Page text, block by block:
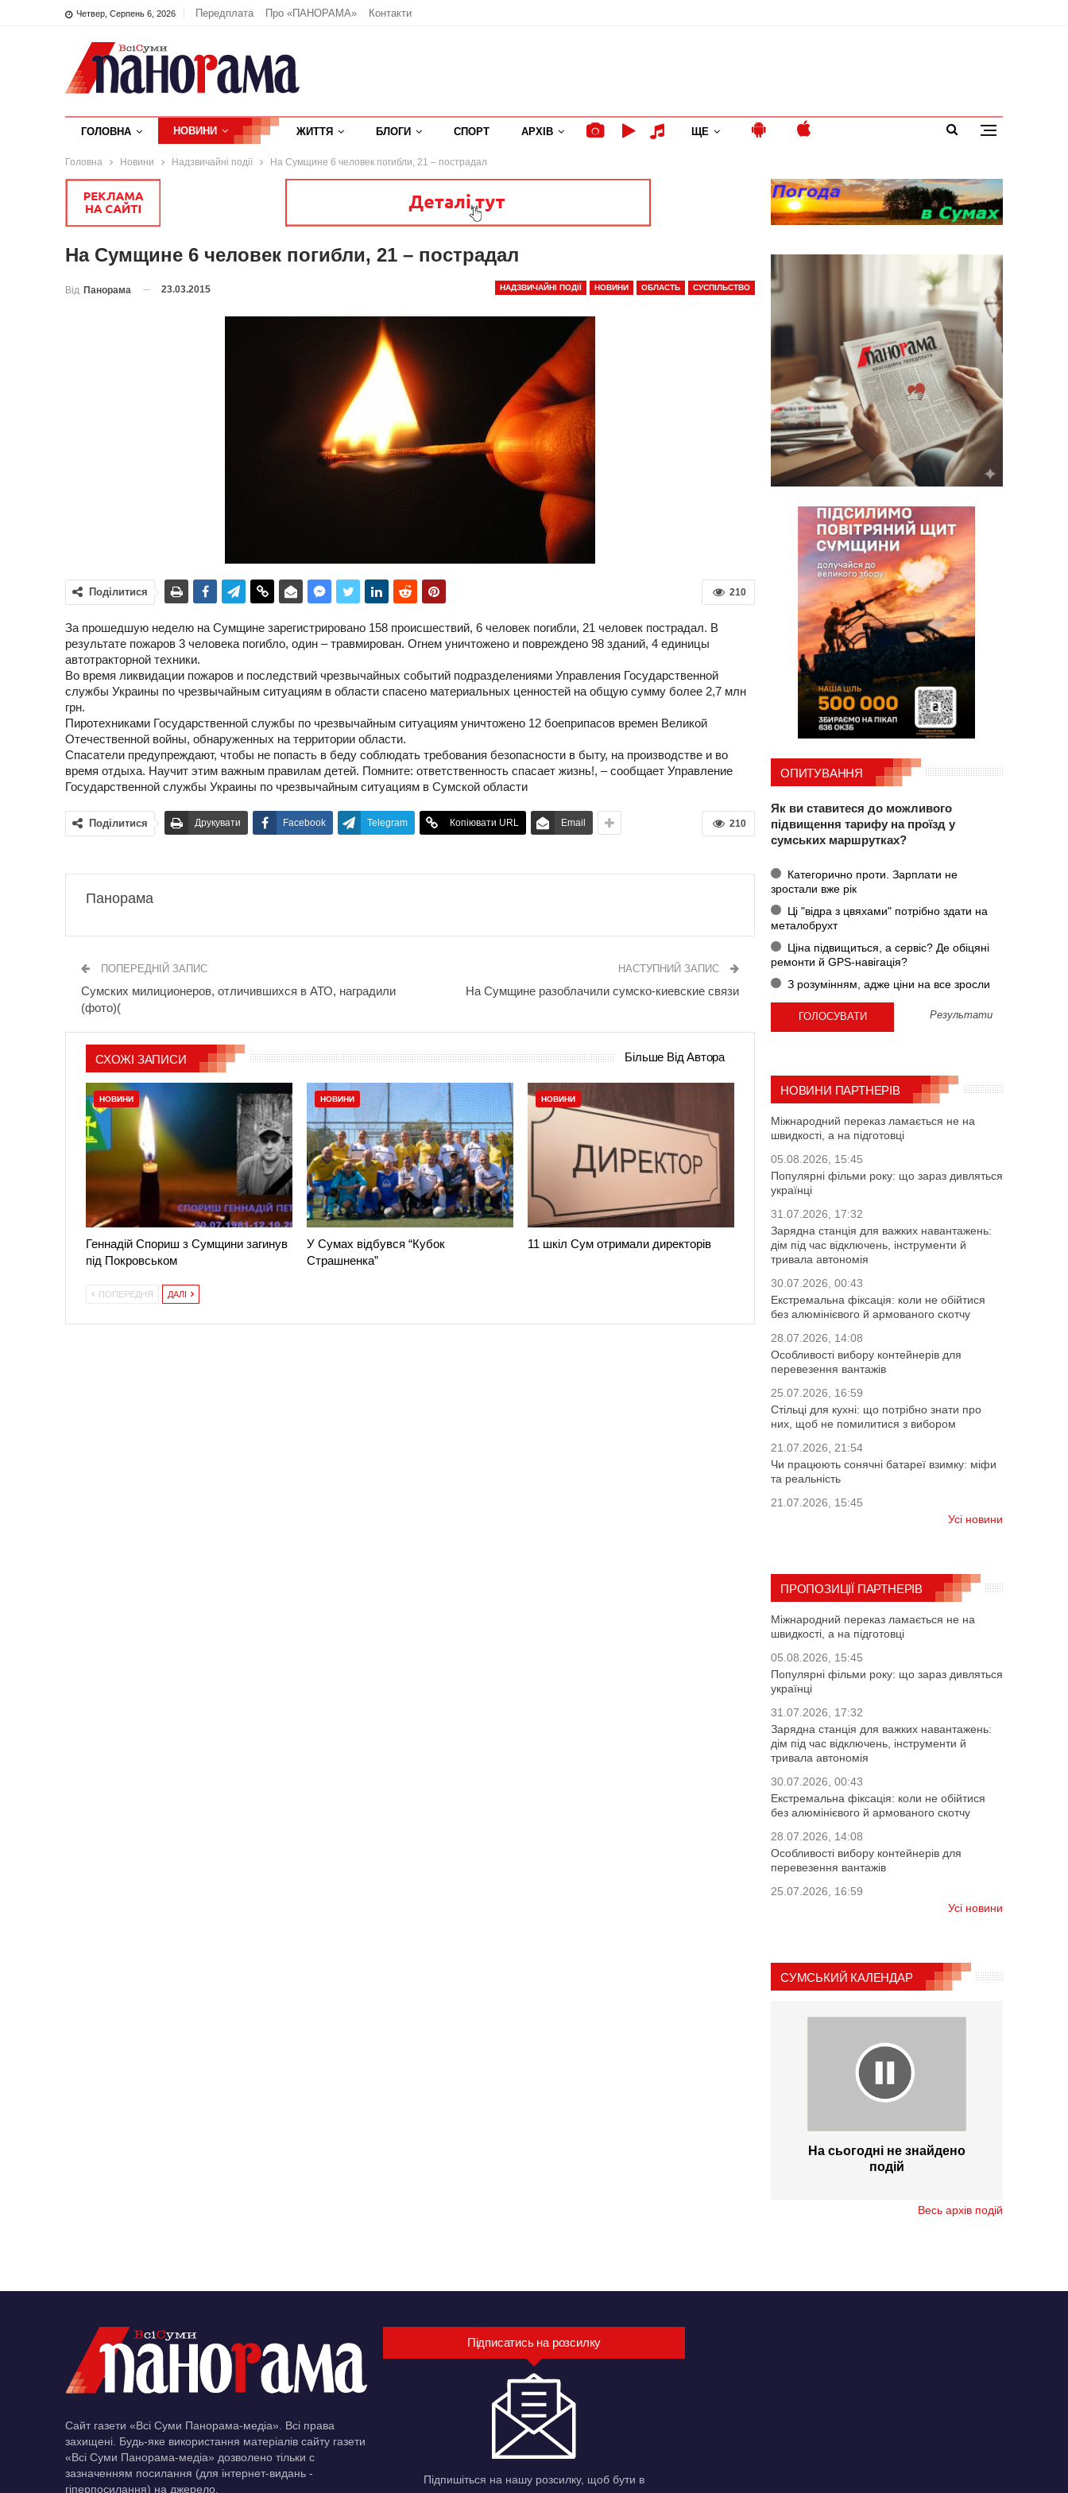
Четвер, Серпень 6, 2026 Передплата Про «ПАНОРАМА» Контакти
ГОЛОВНА НОВИНИ ЖИТТЯ БЛОГИ СПОРТ АРХІВ ЩЕ
Головна Новини Надзвичайні події На Сумщине 6 человек погибли, 21 – пострадал
На Сумщине 6 человек погибли, 21 – пострадал
НАДЗВИЧАЙНІ ПОДІЇ НОВИНИ ОБЛАСТЬ СУСПІЛЬСТВО
Від Панорама 23.03.2015
210
Поділитися
За прошедшую неделю на Сумщине зарегистрировано 158 происшествий, 6 человек погибли, 21 человек пострадал. В
результате пожаров 3 человека погибло, один – травмирован. Огнем уничтожено и повреждено 98 зданий, 4 единицы
автотракторной техники.
Во время ликвидации пожаров и последствий чрезвычайных событий подразделениями Управления Государственной
службы Украины по чрезвычайным ситуациям в области спасено материальных ценностей на общую сумму более 2,7 млн
грн.
Пиротехниками Государственной службы по чрезвычайным ситуациям уничтожено 12 боеприпасов времен Великой
Отечественной войны, обнаруженных на территории области.
Спасатели предупреждают, чтобы не попасть в беду соблюдать требования безопасности в быту, на производстве и во
время отдыха. Научит этим важным правилам детей. Помните: ответственность спасает жизнь!, – сообщает Управление
Государственной службы Украины по чрезвычайным ситуациям в Сумской области
210
Поділитися Друкувати Facebook Telegram Копіювати URL Email
Панорама
ПОПЕРЕДНІЙ ЗАПИС
Сумских милиционеров, отличившихся в АТО, наградили
(фото)(
НАСТУПНИЙ ЗАПИС
На Сумщине разоблачили сумско-киевские связи
СХОЖІ ЗАПИСИ Більше Від Автора
НОВИНИ
Геннадій Спориш з Сумщини загинув
під Покровськом
НОВИНИ
У Сумах відбувся “Кубок
Страшненка”
НОВИНИ
11 шкіл Сум отримали директорів
ПОПЕРЕДНЯ ДАЛІ
ОПИТУВАННЯ
Як ви ставитеся до можливого
підвищення тарифу на проїзд у
сумських маршрутках?
Категорично проти. Зарплати не
зростали вже рік
Ці "відра з цвяхами" потрібно здати на
металобрухт
Ціна підвищиться, а сервіс? Де обіцяні
ремонти й GPS-навігація?
З розумінням, адже ціни на все зросли
Результати
НОВИНИ ПАРТНЕРІВ
Міжнародний переказ ламається не на
швидкості, а на підготовці
05.08.2026, 15:45
Популярні фільми року: що зараз дивляться
українці
31.07.2026, 17:32
Зарядна станція для важких навантажень:
дім під час відключень, інструменти й
тривала автономія
30.07.2026, 00:43
Екстремальна фіксація: коли не обійтися
без алюмінієвого й армованого скотчу
28.07.2026, 14:08
Особливості вибору контейнерів для
перевезення вантажів
25.07.2026, 16:59
Стільці для кухні: що потрібно знати про
них, щоб не помилитися з вибором
21.07.2026, 21:54
Чи працюють сонячні батареї взимку: міфи
та реальність
21.07.2026, 15:45
Усі новини
ПРОПОЗИЦІЇ ПАРТНЕРІВ
Міжнародний переказ ламається не на
швидкості, а на підготовці
05.08.2026, 15:45
Популярні фільми року: що зараз дивляться
українці
31.07.2026, 17:32
Зарядна станція для важких навантажень:
дім під час відключень, інструменти й
тривала автономія
30.07.2026, 00:43
Екстремальна фіксація: коли не обійтися
без алюмінієвого й армованого скотчу
28.07.2026, 14:08
Особливості вибору контейнерів для
перевезення вантажів
25.07.2026, 16:59
Усі новини
СУМСЬКИЙ КАЛЕНДАР
На сьогодні не знайдено
подій
Весь архів подій
Сайт газети «Всі Суми Панорама-медіа». Всі права
захищені. Будь-яке використання матеріалів сайту газети
«Всі Суми Панорама-медіа» дозволено тільки c
зазначенням посилання (для інтернет-видань -
гіперпосилання) на джерело.
Підписатись на розсилку
Підпишіться на нашу розсилку, щоб бути в